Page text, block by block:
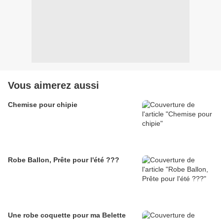
Vous aimerez aussi
Chemise pour chipie
Robe Ballon, Prête pour l'été ???
Une robe coquette pour ma Belette